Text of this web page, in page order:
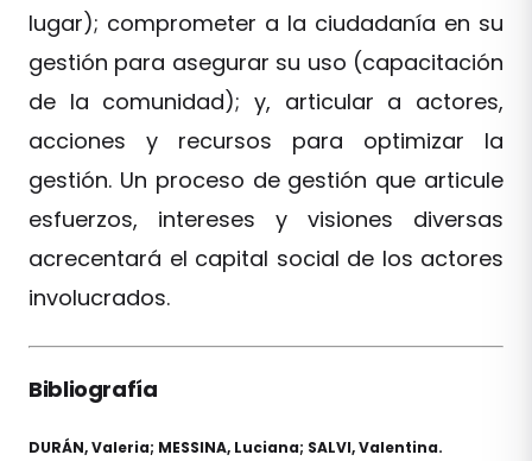
lugar); comprometer a la ciudadanía en su
gestión para asegurar su uso (capacitación
de la comunidad); y, articular a actores,
acciones y recursos para optimizar la
gestión. Un proceso de gestión que articule
esfuerzos, intereses y visiones diversas
acrecentará el capital social de los actores
involucrados.
Bibliografía
DURÁN, Valeria; MESSINA, Luciana; SALVI, Valentina.